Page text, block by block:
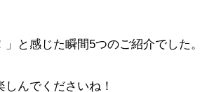
と感じた瞬間5つのご紹介でした。
んでくださいね！